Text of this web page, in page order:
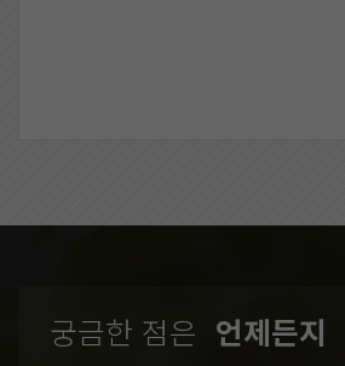
궁금한 점은 언제든지